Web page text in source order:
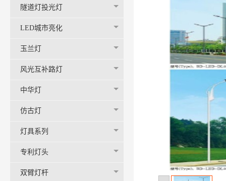
隧道灯投光灯
LED城市亮化
玉兰灯
风光互补路灯
中华灯
仿古灯
灯具系列
专利灯头
双臂灯杆